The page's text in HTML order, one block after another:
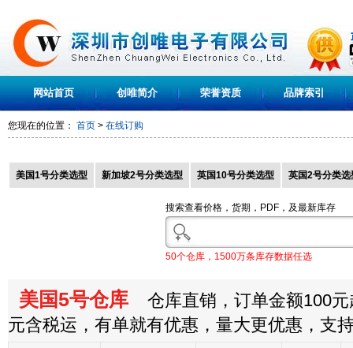
网站首页 创唯简介 荣誉资质 品牌索引
您现在的位置： 首页 > 在线订购
美国1号分类选型 新加坡2号分类选型 英国10号分类选型 英国2号分类选
搜索查看价格，货期，PDF，及最新库存
50个仓库，1500万条库存数据任选
美国5号仓库 仓库直销，订单金额100元
元含税运，有单就有优惠，量大更优惠，支